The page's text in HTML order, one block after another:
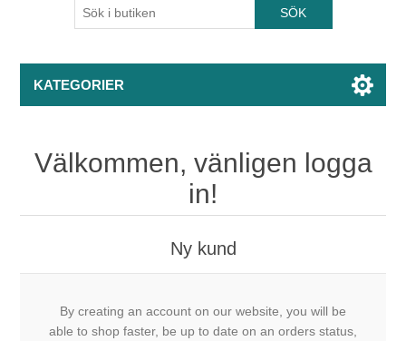
KATEGORIER
Välkommen, vänligen logga
in!
Ny kund
By creating an account on our website, you will be
able to shop faster, be up to date on an orders status,